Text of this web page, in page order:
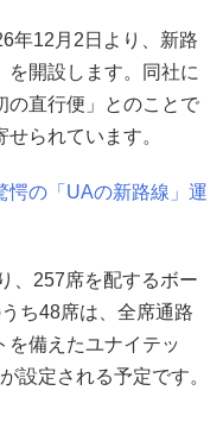
年12月2日より、新路
を開設します。同社に
の直行便」とのことで
られています。
愕の「UAの新路線」運
、257席を配するボー
ち48席は、全席通路
を備えたユナイテッ
設定される予定です。